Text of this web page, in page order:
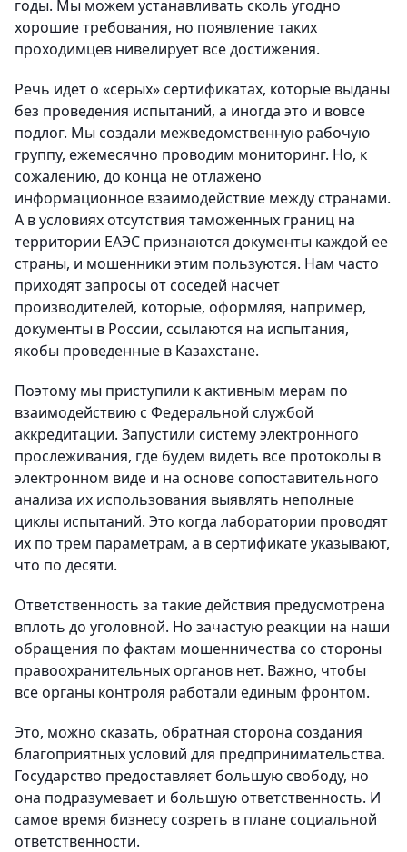
годы. Мы можем устанавливать сколь угодно
хорошие требования, но появление таких
проходимцев нивелирует все достижения.
Речь идет о «серых» сертификатах, которые выданы
без проведения испытаний, а иногда это и вовсе
подлог. Мы создали межведомственную рабочую
группу, ежемесячно проводим мониторинг. Но, к
сожалению, до конца не отлажено
информационное взаимодействие между странами.
А в условиях отсутствия таможенных границ на
территории ЕАЭС признаются документы каждой ее
страны, и мошенники этим пользуются. Нам часто
приходят запросы от соседей насчет
производителей, которые, оформляя, например,
документы в России, ссылаются на испытания,
якобы проведенные в Казахстане.
Поэтому мы приступили к активным мерам по
взаимодействию с Федеральной службой
аккредитации. Запустили систему электронного
прослеживания, где будем видеть все протоколы в
электронном виде и на основе сопоставительного
анализа их использования выявлять неполные
циклы испытаний. Это когда лаборатории проводят
их по трем параметрам, а в сертификате указывают,
что по десяти.
Ответственность за такие действия предусмотрена
вплоть до уголовной. Но зачастую реакции на наши
обращения по фактам мошенничества со стороны
правоохранительных органов нет. Важно, чтобы
все органы контроля работали единым фронтом.
Это, можно сказать, обратная сторона создания
благоприятных условий для предпринимательства.
Государство предоставляет большую свободу, но
она подразумевает и большую ответственность. И
самое время бизнесу созреть в плане социальной
ответственности.